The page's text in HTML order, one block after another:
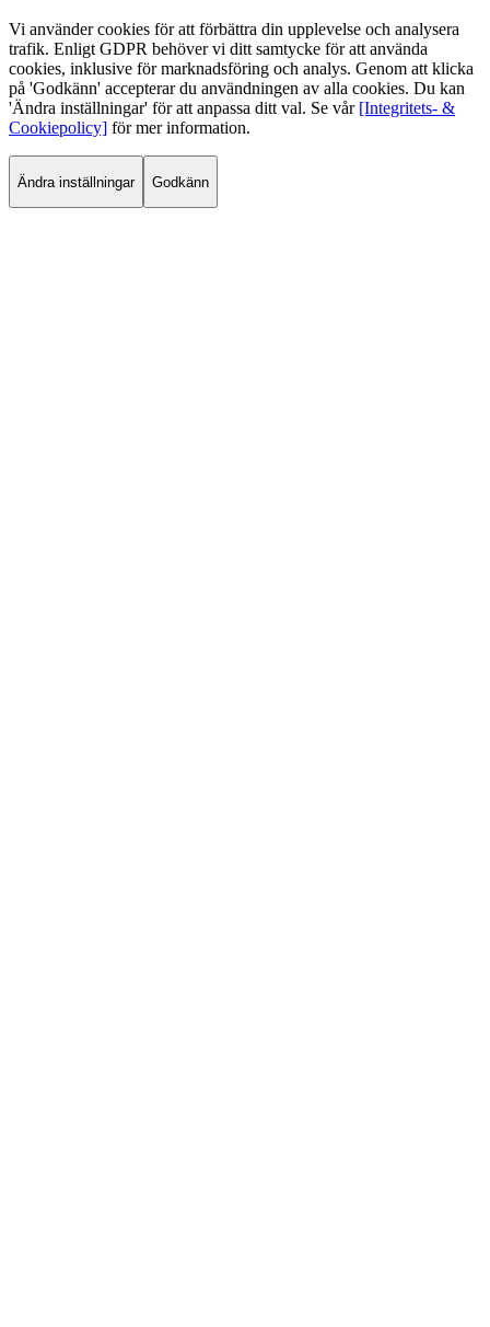
Vi använder cookies för att förbättra din upplevelse och analysera
trafik. Enligt GDPR behöver vi ditt samtycke för att använda
cookies, inklusive för marknadsföring och analys. Genom att klicka
på 'Godkänn' accepterar du användningen av alla cookies. Du kan
'Ändra inställningar' för att anpassa ditt val. Se vår [Integritets- &
Cookiepolicy] för mer information.
Ändra inställningar Godkänn